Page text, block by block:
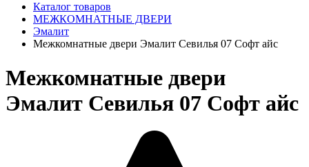
Каталог товаров
МЕЖКОМНАТНЫЕ ДВЕРИ
Эмалит
Межкомнатные двери Эмалит Севилья 07 Софт айс
Межкомнатные двери
Эмалит Севилья 07 Софт айс